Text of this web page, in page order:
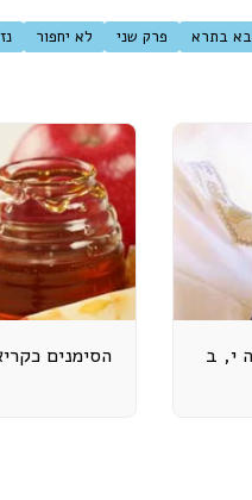
בתרא פרק שני לא יחפור
י, ב הסימנים